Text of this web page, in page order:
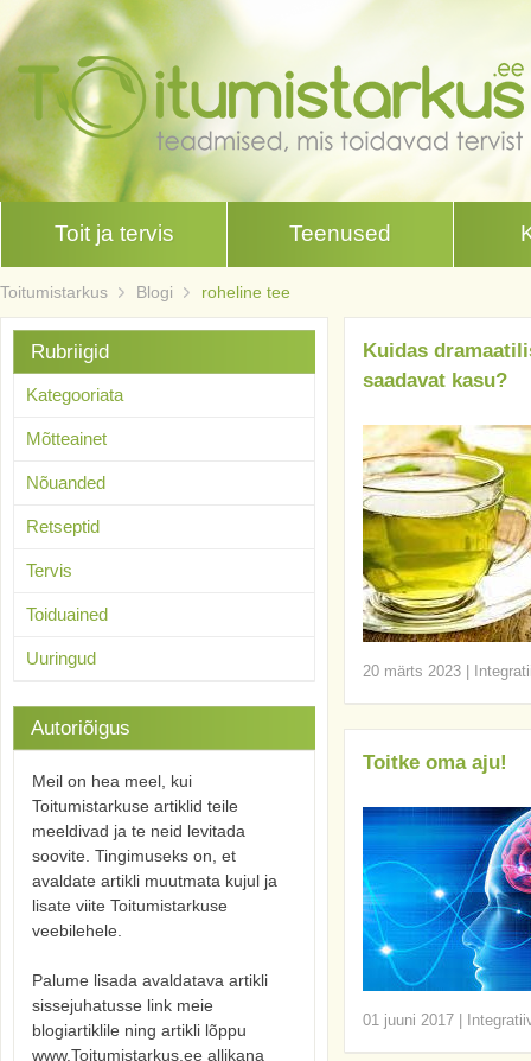
Toit ja tervis Teenused
Toitumistarkus Blogi roheline tee
Kuidas
saadavat kasu?
20 märts 2023
Toitke oma aju!
01 juuni 2017
Rubriigid
Kategooriata
Mõtteainet
Nõuanded
Retseptid
Tervis
Toiduained
Uuringud
Autoriõigus
Meil on hea meel, kui
Toitumistarkuse artiklid teile
meeldivad ja te neid levitada
soovite. Tingimuseks on, et
avaldate artikli muutmata kujul ja
lisate viite Toitumistarkuse
veebilehele.
Palume lisada avaldatava artikli
sissejuhatusse link meie
blogiartiklile ning artikli lõppu
www.Toitumistarkus.ee allikana